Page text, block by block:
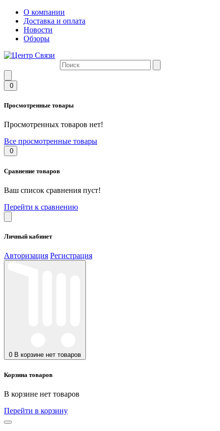
О компании
Доставка и оплата
Новости
Обзоры
0
Просмотренные товары
Просмотренных товаров нет!
Все просмотренные товары
0
Сравнение товаров
Ваш список сравнения пуст!
Перейти к сравнению
Личный кабинет
Авторизация Регистрация
0 В корзине нет товаров
Корзина товаров
В корзине нет товаров
Перейти в корзину